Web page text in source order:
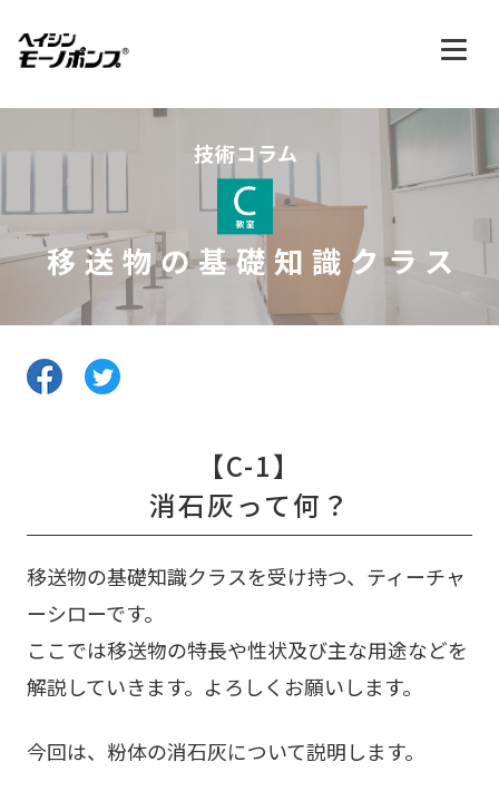
技術コラム
移送物の基礎知識クラス
【C-1】
消石灰って何？
移送物の基礎知識クラスを受け持つ、ティーチャ
ーシローです。
ここでは移送物の特長や性状及び主な用途などを
解説していきます。よろしくお願いします。
今回は、粉体の消石灰について説明します。